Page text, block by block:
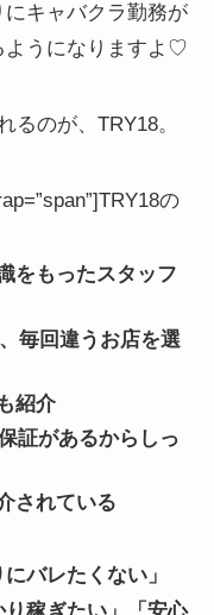
にキャバクラ勤務が
ようになりますよ♡
るのが、TRY18。
の
をもったスタッフ
毎回違うお店を選
紹介
証があるからしっ
されている
にバレたくない」